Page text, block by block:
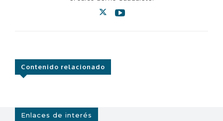
Contenido relacionado
Enlaces de interés